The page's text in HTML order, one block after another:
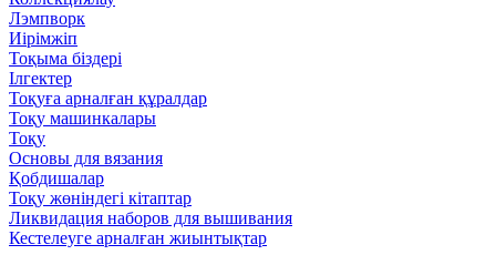
Лэмпворк
Иірімжіп
Тоқыма біздері
Ілгектер
Тоқуға арналған құралдар
Тоқу машинкалары
Тоқу
Основы для вязания
Қобдишалар
Тоқу жөніндегі кітаптар
Ликвидация наборов для вышивания
Кестелеуге арналған жиынтықтар